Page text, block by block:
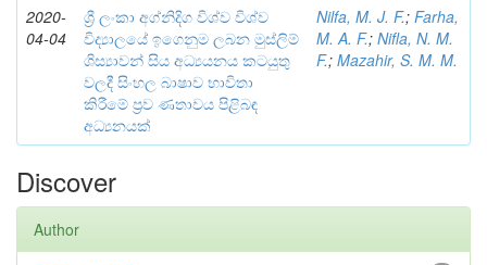
2020-
04-04
ශ්‍රී ලංකා අග්නිදිග විශ්ව විශ්ව
විද්‍යාලයේ ඉගෙනුම ලබන මුස්ලිම්
ශිස්‍යාවන් සිය අධ්‍යයනය කටයුතු
වලදී සිංහල බාෂාව භාවිතා
කිරීමේ ප්‍රව ණතාවය පිළිබඳ
අධ්‍යනයක්
Nilfa, M. J. F.; Farha,
M. A. F.; Nifla, N. M.
F.; Mazahir, S. M. M.
Discover
Author